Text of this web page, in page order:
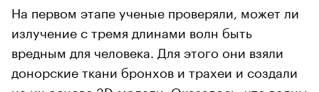
На первом этапе ученые проверяли, может ли
излучение с тремя длинами волн быть
вредным для человека. Для этого они взяли
донорские ткани бронхов и трахеи и создали